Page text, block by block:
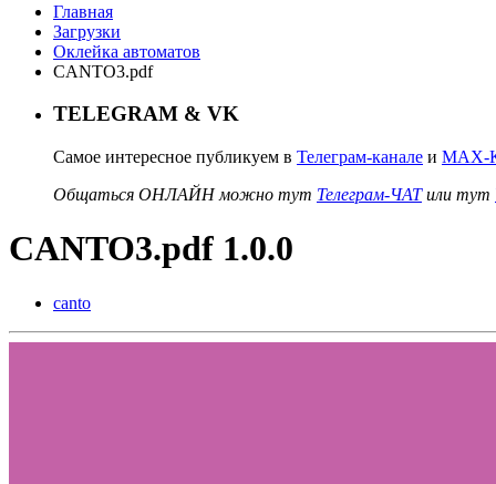
Главная
Загрузки
Оклейка автоматов
CANTO3.pdf
TELEGRAM & VK
Самое интересное публикуем в Телеграм-канале и MAX-
Общаться ОНЛАЙН можно тут Телеграм-ЧАТили тут
CANTO3.pdf 1.0.0
canto